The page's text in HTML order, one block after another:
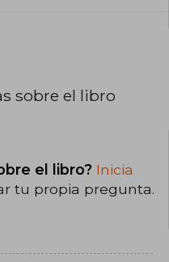
sobre el libro
el libro? Inicia
tu propia pregunta.